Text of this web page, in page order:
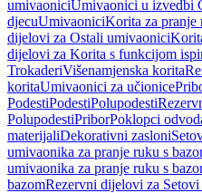
umivaoniciUmivaonici u izvedbi
djecuUmivaoniciKorita za pranje
dijelovi za Ostali umivaonici
dijelovi za Korita s funkcijom
TrokaderiVišenamjenska korita
koritaUmivaonici za učionice
PodestiPodestiPolupodesti
PolupodestiPriborPoklopci
materijaliDekorativni zasloni
umivaonika za pranje ruku s
umivaonika za pranje ruku s
bazomRezervni dijelovi za